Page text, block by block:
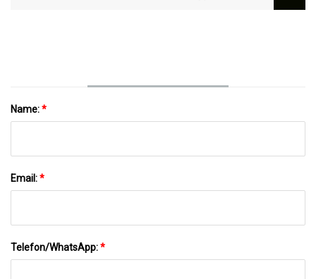
Name:*
Email:*
Telefon/WhatsApp:*